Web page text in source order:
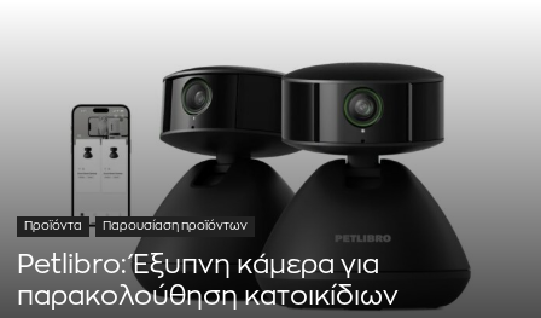
Προϊόντα Παρουσίαση προϊόντων
Petlibro: Έξυπνη κάμερα για
παρακολούθηση κατοικίδιων